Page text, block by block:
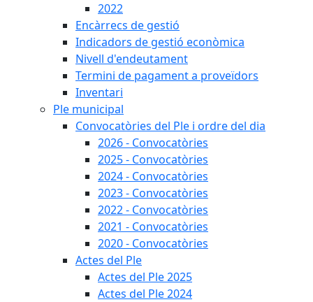
2022
Encàrrecs de gestió
Indicadors de gestió econòmica
Nivell d'endeutament
Termini de pagament a proveïdors
Inventari
Ple municipal
Convocatòries del Ple i ordre del dia
2026 - Convocatòries
2025 - Convocatòries
2024 - Convocatòries
2023 - Convocatòries
2022 - Convocatòries
2021 - Convocatòries
2020 - Convocatòries
Actes del Ple
Actes del Ple 2025
Actes del Ple 2024